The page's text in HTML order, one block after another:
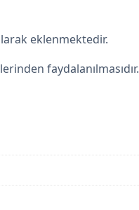
eklenmektedir.
faydalanılmasıdır.